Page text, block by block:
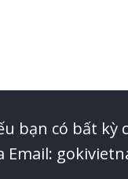
bạn có bất kỳ